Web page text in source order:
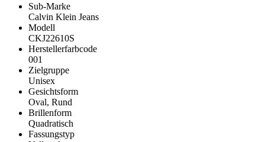
Sub-Marke
Calvin Klein Jeans
Modell
CKJ22610S
Herstellerfarbcode
001
Zielgruppe
Unisex
Gesichtsform
Oval, Rund
Brillenform
Quadratisch
Fassungstyp